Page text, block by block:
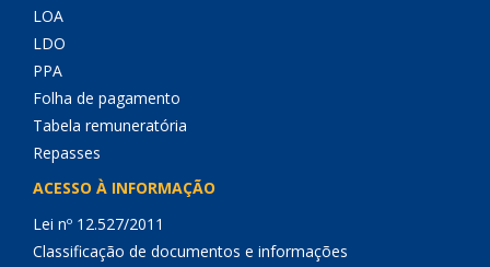
LOA
LDO
PPA
Folha de pagamento
Tabela remuneratória
Repasses
ACESSO À INFORMAÇÃO
Lei nº 12.527/2011
Classificação de documentos e informações